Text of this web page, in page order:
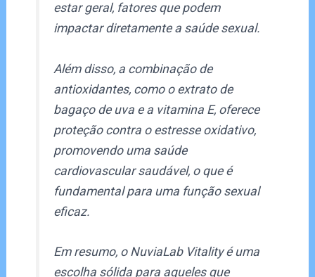
estar geral, fatores que podem
impactar diretamente a saúde sexual.
Além disso, a combinação de
antioxidantes, como o extrato de
bagaço de uva e a vitamina E, oferece
proteção contra o estresse oxidativo,
promovendo uma saúde
cardiovascular saudável, o que é
fundamental para uma função sexual
eficaz.
Em resumo, o NuviaLab Vitality é uma
escolha sólida para aqueles que